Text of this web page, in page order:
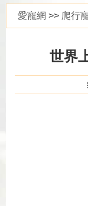
愛寵網 >> 爬行
世界